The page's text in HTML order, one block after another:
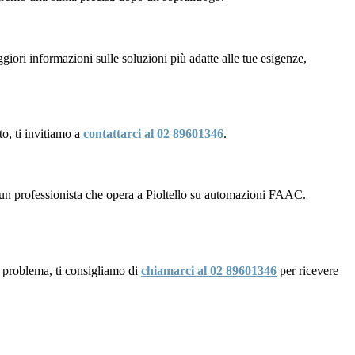
informazioni sulle soluzioni più adatte alle tue esigenze,
ti invitiamo a contattarci al 02 89601346.
professionista che opera a Pioltello su automazioni FAAC.
problema, ti consigliamo di chiamarci al 02 89601346 per ricevere